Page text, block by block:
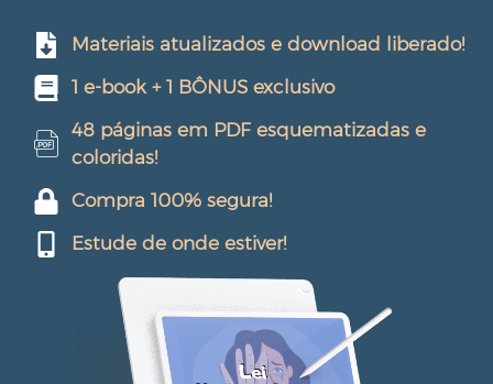
Materiais atualizados e download liberado!
1 e-book + 1 BÔNUS exclusivo
48 páginas em PDF esquematizadas e
coloridas!
Compra 100% segura!
Estude de onde estiver!